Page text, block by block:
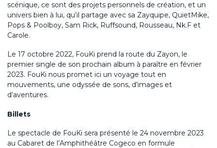
scénique, ce sont des projets personnels de création, et un
univers bien à lui, qu’il partage avec sa Zayquipe, QuietMike,
Pops & Poolboy, Sam Rick, Ruffsound, Rousseau, Nk.F et
Carole.
Le 17 octobre 2022, FouKi prend la route du Zayon, le
premier single de son prochain album à paraître en février
2023. FouKi nous promet ici un voyage tout en
mouvements, une odyssée de sons, d’images et
d’aventures.
Billets
Le spectacle de FouKi sera présenté le 24 novembre 2023
au Cabaret de l’Amphithéâtre Cogeco en formule